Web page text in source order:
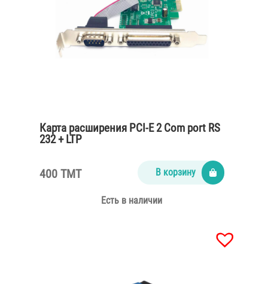
Карта расширения PCI-E 2 Com port RS
232 + LTP
400 TMT В корзину
Есть в наличии